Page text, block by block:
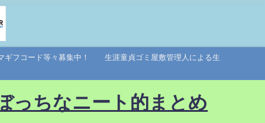
ギフコード等々募集中！ 生涯童貞ゴミ屋敷管理人による生
ちなニート的まとめ